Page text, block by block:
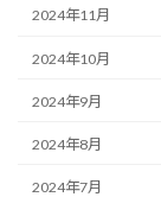
2024年11月
2024年10月
2024年9月
2024年8月
2024年7月